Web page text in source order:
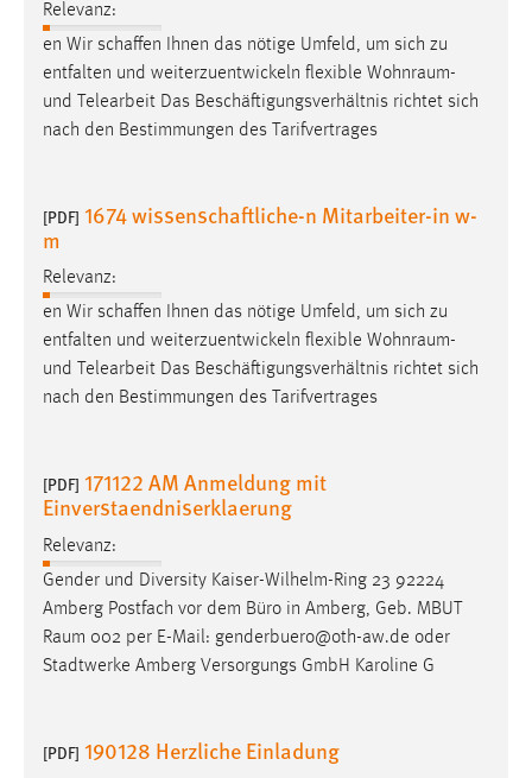
Relevanz:
en Wir schaffen Ihnen das nötige Umfeld, um sich zu
entfalten und weiterzuentwickeln flexible Wohnraum-
und Telearbeit Das Beschäftigungsverhältnis richtet sich
nach den Bestimmungen des Tarifvertrages
[PDF] 1674 wissenschaftliche-n Mitarbeiter-in w-
m
Relevanz:
en Wir schaffen Ihnen das nötige Umfeld, um sich zu
entfalten und weiterzuentwickeln flexible Wohnraum-
und Telearbeit Das Beschäftigungsverhältnis richtet sich
nach den Bestimmungen des Tarifvertrages
[PDF] 171122 AM Anmeldung mit
Einverstaendniserklaerung
Relevanz:
Gender und Diversity Kaiser-Wilhelm-Ring 23 92224
Amberg Postfach vor dem Büro in Amberg, Geb. MBUT
Raum 002 per E-Mail: genderbuero@oth-aw.de oder
Stadtwerke Amberg Versorgungs GmbH Karoline G
[PDF] 190128 Herzliche Einladung